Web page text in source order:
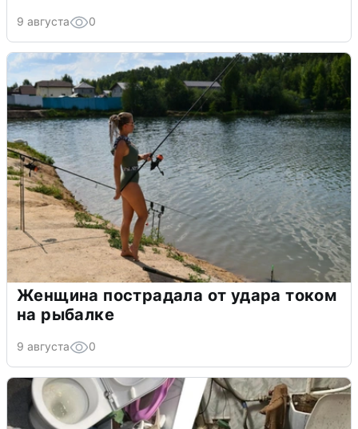
9 августа 0
Женщина пострадала от удара током
на рыбалке
9 августа 0